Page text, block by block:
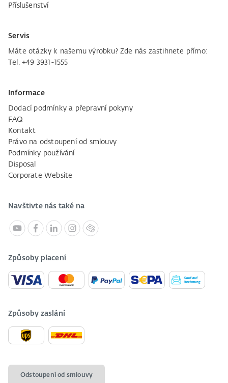
Příslušenství
Servis
Máte otázky k našemu výrobku? Zde nás zastihnete přímo:
Tel. +49 3931-1555
Informace
Dodací podmínky a přepravní pokyny
FAQ
Kontakt
Právo na odstoupení od smlouvy
Podmínky používání
Disposal
Corporate Website
Navštivte nás také na
Způsoby placení
Způsoby zaslání
Odstoupení od smlouvy